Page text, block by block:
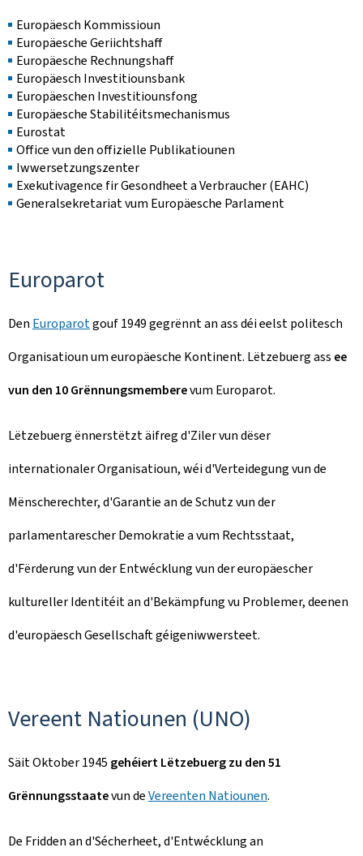
Europäesch Kommissioun
Europäesche Geriichtshaff
Europäesche Rechnungshaff
Europäesch Investitiounsbank
Europäeschen Investitiounsfong
Europäesche Stabilitéitsmechanismus
Eurostat
Office vun den offizielle Publikatiounen
Iwwersetzungszenter
Exekutivagence fir Gesondheet a Verbraucher (EAHC)
Generalsekretariat vum Europäesche Parlament
Europarot
Den Europarotgouf 1949 gegrënnt an ass déi eelst politesch
Organisatioun um europäesche Kontinent. Lëtzebuerg ass ee
vun den 10 Grënnungsmemberevum Europarot.
Lëtzebuerg ënnerstëtzt äifreg d'Ziler vun dëser
internationaler Organisatioun, wéi d'Verteidegung vun de
Mënscherechter, d'Garantie an de Schutz vun der
parlamentarescher Demokratie a vum Rechtsstaat,
d'Fërderung vun der Entwécklung vun der europäescher
kultureller Identitéit an d'Bekämpfung vu Problemer, deenen
d'europäesch Gesellschaft géigeniwwersteet.
Vereent Natiounen (UNO)
Säit Oktober 1945 gehéiert Lëtzebuerg zu den 51
Grënnungsstaatevun deVereenten Natiounen.
De Fridden an d'Sécherheet, d'Entwécklung an